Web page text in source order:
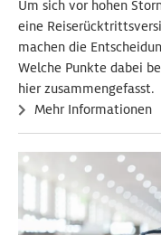
Um sich vor hohen
eine
machen die
Welche Punkte dabei
hier zusammengefasst.
Mehr Informationen